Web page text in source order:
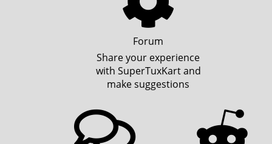
Forum
Share your experience
with SuperTuxKart and
make suggestions